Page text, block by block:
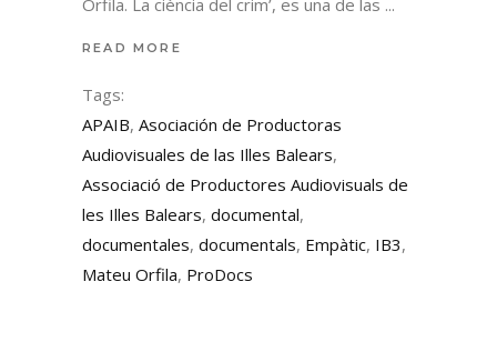
READ MORE
Tags:
APAIB, Asociación de Productoras
Audiovisuales de las Illes Balears,
Associació de Productores Audiovisuals de
les Illes Balears, documental,
documentales, documentals, Empàtic, IB3,
Mateu Orfila, ProDocs